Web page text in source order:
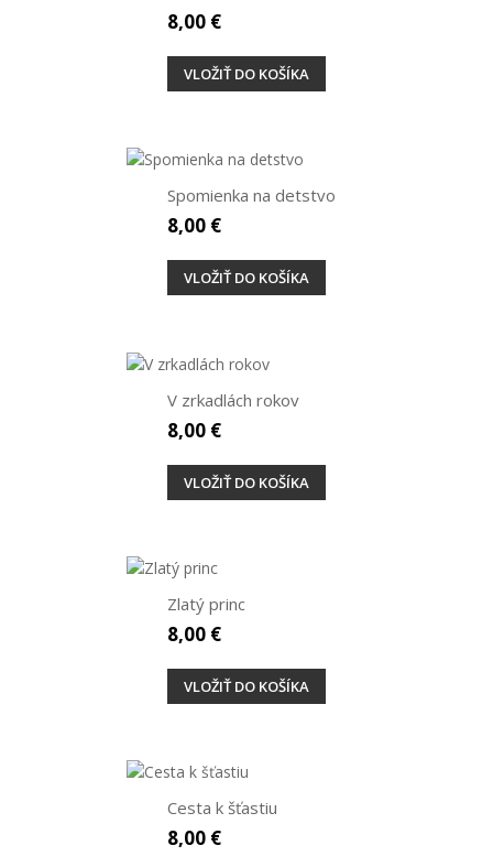
8,00 €
VLOŽIŤ DO KOŠÍKA
Spomienka na detstvo
8,00 €
VLOŽIŤ DO KOŠÍKA
V zrkadlách rokov
8,00 €
VLOŽIŤ DO KOŠÍKA
Zlatý princ
8,00 €
VLOŽIŤ DO KOŠÍKA
Cesta k šťastiu
8,00 €